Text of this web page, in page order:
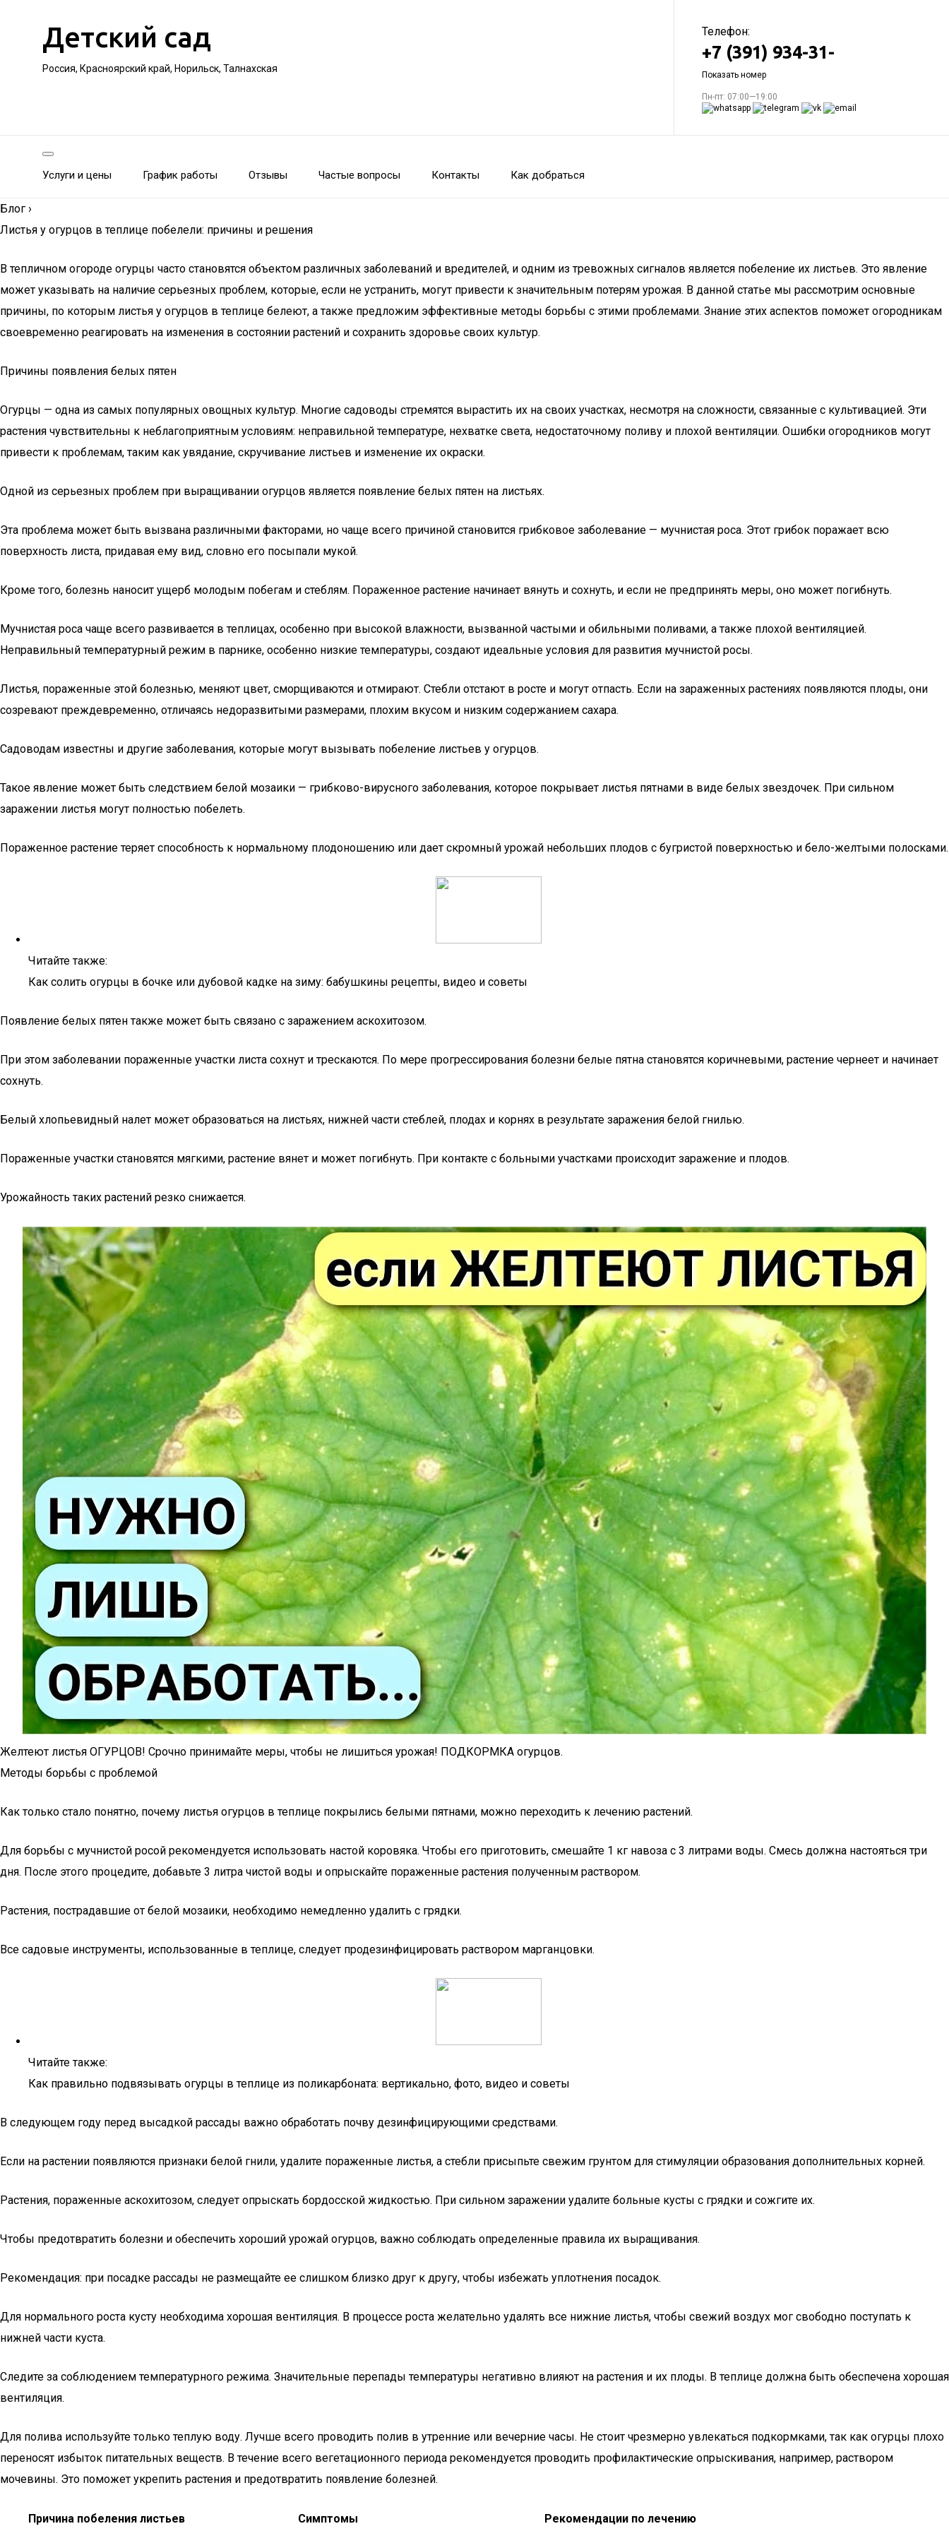
Детский сад
Россия, Красноярский край, Норильск, Талнахская
Телефон:
+7 (391) 934-31-
Показать номер
Пн-пт: 07:00—19:00
Услуги и цены График работы Отзывы Частые вопросы Контакты Как добраться
Блог ›
Листья у огурцов в теплице побелели: причины и решения
В тепличном огороде огурцы часто становятся объектом различных заболеваний и вредителей, и одним из тревожных сигналов является побеление их листьев. Это явление
может указывать на наличие серьезных проблем, которые, если не устранить, могут привести к значительным потерям урожая. В данной статье мы рассмотрим основные
причины, по которым листья у огурцов в теплице белеют, а также предложим эффективные методы борьбы с этими проблемами. Знание этих аспектов поможет огородникам
своевременно реагировать на изменения в состоянии растений и сохранить здоровье своих культур.
Причины появления белых пятен
Огурцы — одна из самых популярных овощных культур. Многие садоводы стремятся вырастить их на своих участках, несмотря на сложности, связанные с культивацией. Эти
растения чувствительны к неблагоприятным условиям: неправильной температуре, нехватке света, недостаточному поливу и плохой вентиляции. Ошибки огородников могут
привести к проблемам, таким как увядание, скручивание листьев и изменение их окраски.
Одной из серьезных проблем при выращивании огурцов является появление белых пятен на листьях.
Эта проблема может быть вызвана различными факторами, но чаще всего причиной становится грибковое заболевание — мучнистая роса. Этот грибок поражает всю
поверхность листа, придавая ему вид, словно его посыпали мукой.
Кроме того, болезнь наносит ущерб молодым побегам и стеблям. Пораженное растение начинает вянуть и сохнуть, и если не предпринять меры, оно может погибнуть.
Мучнистая роса чаще всего развивается в теплицах, особенно при высокой влажности, вызванной частыми и обильными поливами, а также плохой вентиляцией.
Неправильный температурный режим в парнике, особенно низкие температуры, создают идеальные условия для развития мучнистой росы.
Листья, пораженные этой болезнью, меняют цвет, сморщиваются и отмирают. Стебли отстают в росте и могут отпасть. Если на зараженных растениях появляются плоды, они
созревают преждевременно, отличаясь недоразвитыми размерами, плохим вкусом и низким содержанием сахара.
Садоводам известны и другие заболевания, которые могут вызывать побеление листьев у огурцов.
Такое явление может быть следствием белой мозаики — грибково-вирусного заболевания, которое покрывает листья пятнами в виде белых звездочек. При сильном
заражении листья могут полностью побелеть.
Пораженное растение теряет способность к нормальному плодоношению или дает скромный урожай небольших плодов с бугристой поверхностью и бело-желтыми полосками.
Читайте также:
Как солить огурцы в бочке или дубовой кадке на зиму: бабушкины рецепты, видео и советы
Появление белых пятен также может быть связано с заражением аскохитозом.
При этом заболевании пораженные участки листа сохнут и трескаются. По мере прогрессирования болезни белые пятна становятся коричневыми, растение чернеет и начинает
сохнуть.
Белый хлопьевидный налет может образоваться на листьях, нижней части стеблей, плодах и корнях в результате заражения белой гнилью.
Пораженные участки становятся мягкими, растение вянет и может погибнуть. При контакте с больными участками происходит заражение и плодов.
Урожайность таких растений резко снижается.
Желтеют листья ОГУРЦОВ! Срочно принимайте меры, чтобы не лишиться урожая! ПОДКОРМКА огурцов.
Методы борьбы с проблемой
Как только стало понятно, почему листья огурцов в теплице покрылись белыми пятнами, можно переходить к лечению растений.
Для борьбы с мучнистой росой рекомендуется использовать настой коровяка. Чтобы его приготовить, смешайте 1 кг навоза с 3 литрами воды. Смесь должна настояться три
дня. После этого процедите, добавьте 3 литра чистой воды и опрыскайте пораженные растения полученным раствором.
Растения, пострадавшие от белой мозаики, необходимо немедленно удалить с грядки.
Все садовые инструменты, использованные в теплице, следует продезинфицировать раствором марганцовки.
Читайте также:
Как правильно подвязывать огурцы в теплице из поликарбоната: вертикально, фото, видео и советы
В следующем году перед высадкой рассады важно обработать почву дезинфицирующими средствами.
Если на растении появляются признаки белой гнили, удалите пораженные листья, а стебли присыпьте свежим грунтом для стимуляции образования дополнительных корней.
Растения, пораженные аскохитозом, следует опрыскать бордосской жидкостью. При сильном заражении удалите больные кусты с грядки и сожгите их.
Чтобы предотвратить болезни и обеспечить хороший урожай огурцов, важно соблюдать определенные правила их выращивания.
Рекомендация: при посадке рассады не размещайте ее слишком близко друг к другу, чтобы избежать уплотнения посадок.
Для нормального роста кусту необходима хорошая вентиляция. В процессе роста желательно удалять все нижние листья, чтобы свежий воздух мог свободно поступать к
нижней части куста.
Следите за соблюдением температурного режима. Значительные перепады температуры негативно влияют на растения и их плоды. В теплице должна быть обеспечена хорошая
вентиляция.
Для полива используйте только теплую воду. Лучше всего проводить полив в утренние или вечерние часы. Не стоит чрезмерно увлекаться подкормками, так как огурцы плохо
переносят избыток питательных веществ. В течение всего вегетационного периода рекомендуется проводить профилактические опрыскивания, например, раствором
мочевины. Это поможет укрепить растения и предотвратить появление болезней.
Причина побеления листьев Симптомы Рекомендации по лечению